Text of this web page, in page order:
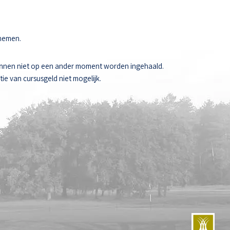
niet op een ander moment worden ingehaald.
van cursusgeld niet mogelijk.